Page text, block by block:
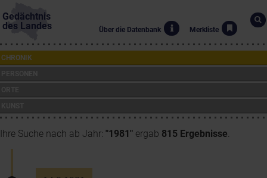
Gedächtnis
des Landes
Über die Datenbank Merkliste
CHRONIK
Ihre Suche nach ab Jahr: "1981" ergab 815 Ergebnisse.